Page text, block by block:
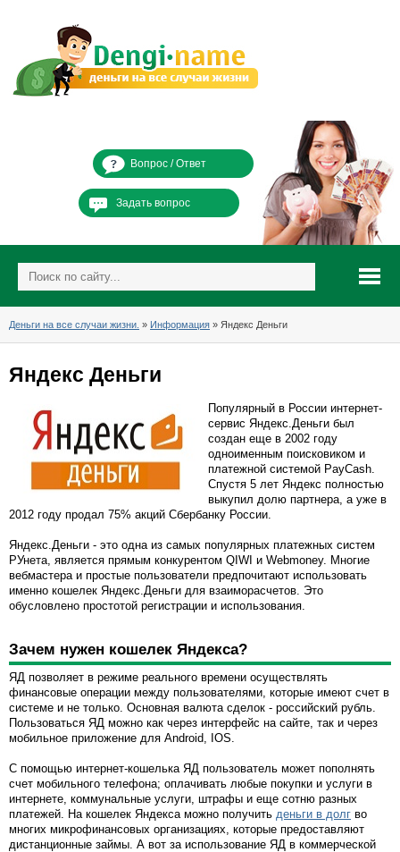
Вопрос / Ответ
Задать вопрос
Деньги на все случаи жизни. » Информация » Яндекс Деньги
Яндекс Деньги
Популярный в России интернет-
сервис Яндекс.Деньги был
создан еще в 2002 году
одноименным поисковиком и
платежной системой PayCash.
Спустя 5 лет Яндекс полностью
выкупил долю партнера, а уже в
2012 году продал 75% акций Сбербанку России.
Яндекс.Деньги - это одна из самых популярных платежных систем
РУнета, является прямым конкурентом QIWI и Webmoney. Многие
вебмастера и простые пользователи предпочитают использовать
именно кошелек Яндекс.Деньги для взаиморасчетов. Это
обусловлено простотой регистрации и использования.
Зачем нужен кошелек Яндекса?
ЯД позволяет в режиме реального времени осуществлять
финансовые операции между пользователями, которые имеют счет в
системе и не только. Основная валюта сделок - российский рубль.
Пользоваться ЯД можно как через интерфейс на сайте, так и через
мобильное приложение для Android, IOS.
С помощью интернет-кошелька ЯД пользователь может пополнять
счет мобильного телефона; оплачивать любые покупки и услуги в
интернете, коммунальные услуги, штрафы и еще сотню разных
платежей. На кошелек Яндекса можно получить деньги в долг во
многих микрофинансовых организациях, которые предоставляют
дистанционные займы. А вот за использование ЯД в коммерческой